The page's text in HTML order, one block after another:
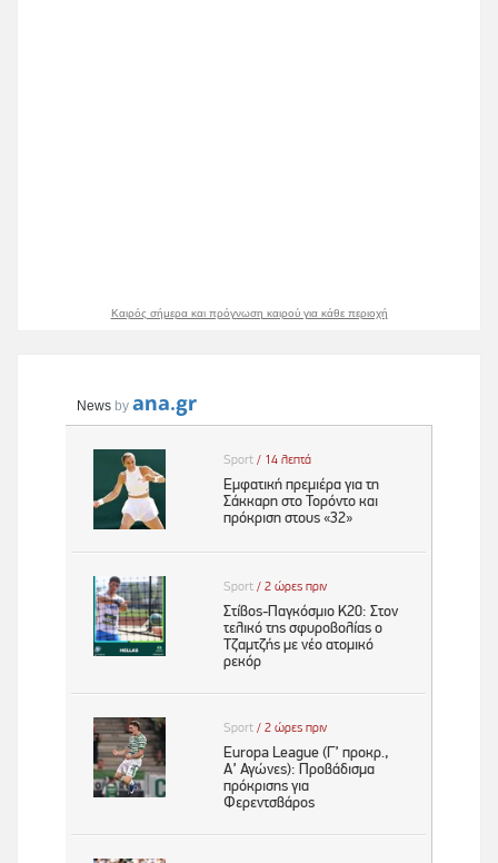
Καιρός σήμερα και πρόγνωση καιρού για κάθε περιοχή